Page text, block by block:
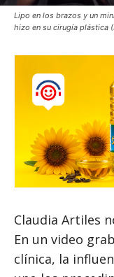
Lipo en los brazos y un
hizo en su cirugía plástica
Claudia Artiles
En un video
clínica, la